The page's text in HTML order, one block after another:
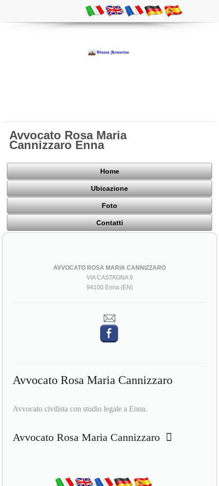
Avvocato Rosa Maria
Cannizzaro Enna
Home
Ubicazione
Foto
Contatti
AVVOCATO ROSA MARIA CANNIZZARO
VIA CASTAGNA 9
94100 Enna (EN)
Avvocato Rosa Maria Cannizzaro
Avvocato civilista con studio legale a Enna.
Avvocato Rosa Maria Cannizzaro